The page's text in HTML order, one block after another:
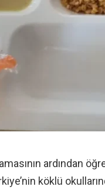
ardından
köklü